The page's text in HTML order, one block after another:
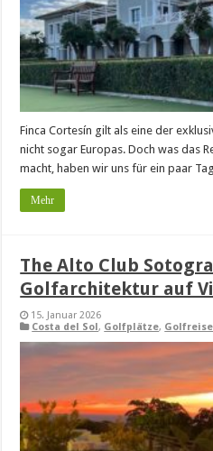
Finca Cortesín gilt als eine der
nicht sogar Europas. Doch was das
macht, haben wir uns für ein paar
Mehr
The Alto Club
Golfarchitektur auf
15. Januar 2026
Costa del Sol, Golfplätze,